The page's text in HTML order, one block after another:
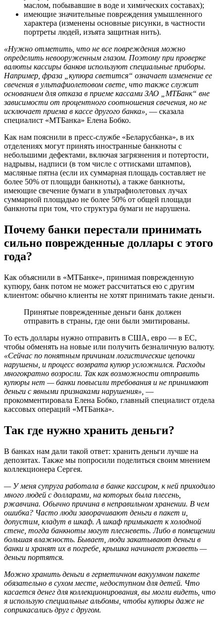
маслом, побывавшие в воде и химических составах);
имеющие значительные повреждения умышленного
характера (изменены основные рисунки, в частности
портреты людей, изъята защитная нить).
«Нужно отметить, что не все повреждения можно
определить невооруженным глазом. Поэтому при проверке
валюты кассиры банков используют специальные приборы.
Например, фраза „купюра светится“ означает изменение ее
свечения в ультафиолетовом свете, что также служит
основанием для отказа в приеме кассами ЗАО „МТБанк“ вне
зависимости от процентного соотношения свечения, но не
исключает приема в кассе другого банка», — сказала
специалист «МТБанка» Елена Бобко.
Как нам пояснили в пресс-службе «Беларусбанка», в их
отделениях могут принять иностранные банкноты с
небольшими дефектами, включая загрязнения и потертости,
надрывы, надписи (в том числе с оттисками штампов),
масляные пятна (если их суммарная площадь составляет не
более 50% от площади банкноты), а также банкноты,
имеющие свечение бумаги в ультрафиолетовых лучах
суммарной площадью не более 50% от общей площади
банкноты при том, что структура бумаги не нарушена.
Почему банки перестали принимать
сильно поврежденные доллары с этого
года?
Как объяснили в «МТБанке», принимая поврежденную
купюру, банк потом не может рассчитаться ею с другим
клиентом: обычно клиенты не хотят принимать такие деньги.
Принятые поврежденные деньги банк должен
отправить в страны, где они были эмитированы.
То есть доллары нужно отправить в США, евро — в ЕС,
чтобы обменять на новые или получить безналичную валюту.
«Сейчас по понятным причинам логистические цепочки
нарушены, и процесс возврата купюр усложнился. Расходы
многократно возросли. Так как возможности отправить
купюры нет — банки повысили требования и не принимают
деньги с явными признаками нарушения», —
прокомментировала Елена Бобко, главный специалист отдела
кассовых операций «МТБанка».
Так где нужно хранить деньги?
В банках нам дали такой ответ: хранить деньги лучше на
депозитах. Также мы попросили поделиться своим мнением
коллекционера Сергея.
— У меня супруга работала в банке кассиром, к ней приходило
много людей с долларами, на которых была плесень,
ржавчина. Обычно причина в неправильном хранении. В чем
ошибка? Часто люди заворачивают деньги в пакет и,
допустим, кладут в шкаф. А шкаф примыкает к холодной
стене, тогда банкноты могут плесневеть. Либо в помещении
большая влажность. Бывает, люди закатывают деньги в
банки и хранят их в погребе, крышка начинает ржаветь —
деньги портятся.
Можно хранить деньги в герметичном вакуумном пакете
обязательно в сухом месте, недоступном для детей. Что
касается денег для коллекционирования, вы могли видеть, что
я использую специальные альбомы, чтобы купюры даже не
соприкасались друг с другом.